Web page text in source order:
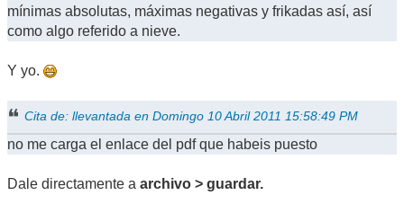
mínimas absolutas, máximas negativas y frikadas así, así
como algo referido a nieve.
Y yo.
Cita de: llevantada en Domingo 10 Abril 2011 15:58:49 PM
no me carga el enlace del pdf que habeis puesto
Dale directamente a archivo > guardar.